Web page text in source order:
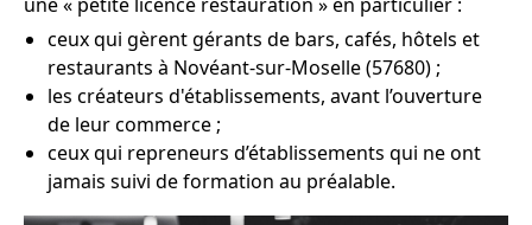
ceux qui gèrent gérants de bars, cafés, hôtels et
restaurants à Novéant-sur-Moselle (57680) ;
les créateurs d'établissements, avant l’ouverture
de leur commerce ;
ceux qui repreneurs d’établissements qui ne ont
jamais suivi de formation au préalable.